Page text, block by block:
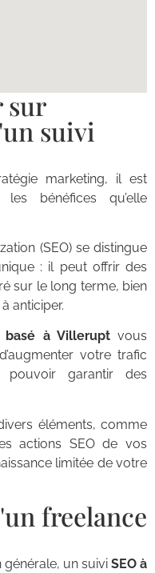
sur
suivi
marketing, il est
bénéfices qu’elle
(SEO) se distingue
: il peut offrir des
sur le long terme, bien
anticiper.
basé à Villeruptvous
votre trafic
pouvoir garantir des
éléments, comme
actions SEO de vos
limitée de votre
freelance
un suivi SEO à